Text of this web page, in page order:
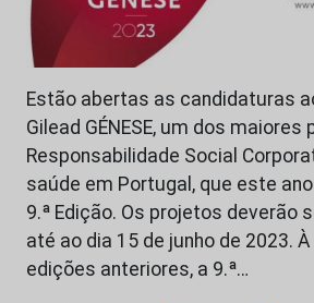
Estão abertas as candidaturas
Gilead GÉNESE, um dos maiores
Responsabilidade Social
saúde em Portugal, que este
9.ª Edição. Os projetos deverão
até ao dia 15 de junho de 2023.
edições anteriores, a 9.ª…